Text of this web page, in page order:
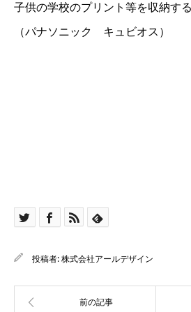
子供の学校のプリント等を収納す
（パナソニック キュビオス）
投稿者:株式会社アールデザイン